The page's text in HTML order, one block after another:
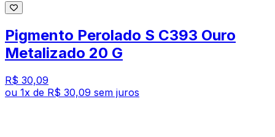
Pigmento Perolado S C393 Ouro
Metalizado 20 G
R$ 30,09
ou 1x de R$ 30,09 sem juros